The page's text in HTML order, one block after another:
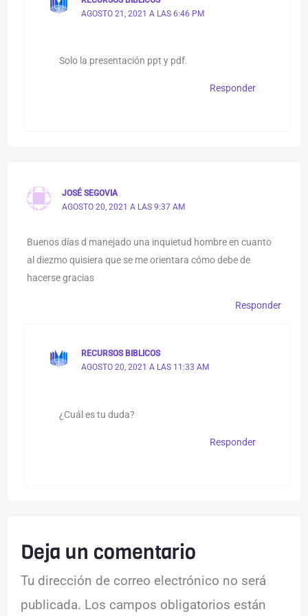
AGOSTO 21, 2021 A LAS 6:46 PM
Solo la presentación ppt y pdf.
Responder
JOSÉ SEGOVIA
AGOSTO 20, 2021 A LAS 9:37 AM
Buenos días d manejado una inquietud hombre en cuanto
al diezmo quisiera que se me orientara cómo debe de
hacerse gracias
Responder
RECURSOS BIBLICOS
AGOSTO 20, 2021 A LAS 11:33 AM
¿Cuál es tu duda?
Responder
Deja un comentario
Tu dirección de correo electrónico no será
publicada. Los campos obligatorios están